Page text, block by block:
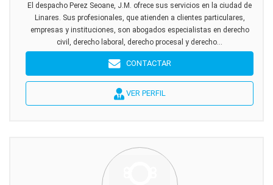
El despacho Perez Seoane, J.M. ofrece sus servicios en la ciudad de
Linares. Sus profesionales, que atienden a clientes particulares,
empresas y instituciones, son abogados especialistas en derecho
civil, derecho laboral, derecho procesal y derecho...
CONTACTAR
VER PERFIL